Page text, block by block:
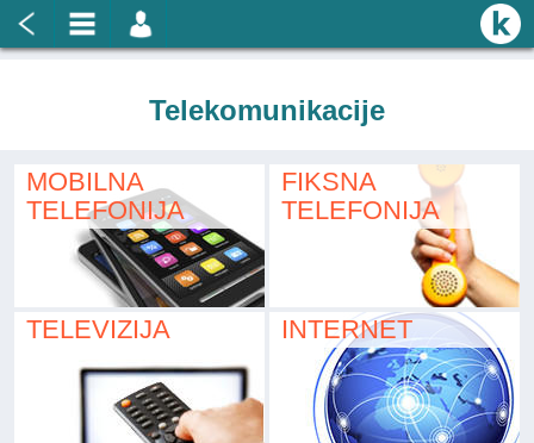
Telekomunikacije
MOBILNA
TELEFONIJA
FIKSNA
TELEFONIJA
TELEVIZIJA INTERNET